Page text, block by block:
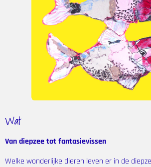
Wat
Van diepzee tot fantasievissen
Welke wonderlijke dieren leven er in de